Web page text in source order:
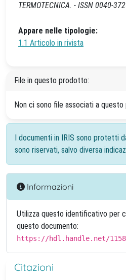
TERMOTECNICA. - ISSN 0040-
Appare nelle tipologie:
1.1 Articolo in rivista
File in questo prodotto:
Non ci sono file associati a
I documenti in IRIS sono protetti
sono riservati, salvo diversa
Informazioni
Utilizza questo identificativo per
questo documento:
https://hdl.handle.net/
Citazioni